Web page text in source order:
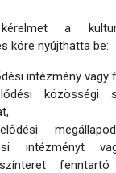
a
köre nyújthatta be:
intézmény vagy
közösségi
intézményt